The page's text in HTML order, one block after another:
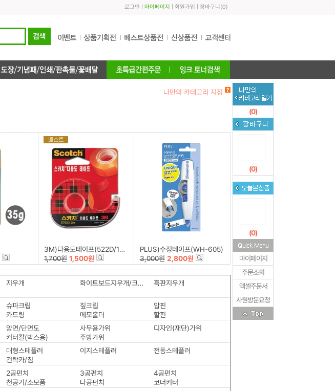
로그인 마이페이지 회원가입 장바구니 (0)
나만의 카테고리 지정
3M)다용도테이프(522D/12mm*20m)
1,700원 1,500원
PLUS)수정테이프(WH-605)
3,000원 2,800원
지우개 화이트보드지우개/크리너
흑판지우개
슈파크립 짚크립
압핀
카드링 메모홀더
할핀
양면/단면도 사무용가위
디자인(재단)가위
커터칼(박스용)
주방가위
대형스테플러 이지스테플러
전동스테플러
건탁카/침
2공펀치 3공펀치
4공펀치
천공기/소모품 다공펀치 코너커터
(0)
(0)
(0)
마이페이지
주문조회
엑셀주문서
사원방문요청